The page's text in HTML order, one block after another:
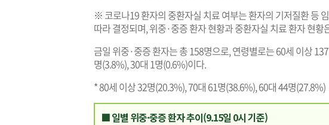
※ 코로나19 환자의 중환자실 치료 여부는 환자의 기저질환 등
따라 결정되며, 위중·중증 환자 현황과 중환자실 치료 환자 현황
금일 위중·중증 환자는 총 158명으로, 연령별로는 60세 이상
명(3.8%), 30대 1명(0.6%)이다.
* 80세 이상 32명(20.3%), 70대 61명(38.6%), 60대 44명(27.8%)
■ 일별 위중·중증 환자 추이(9.15일 0시 기준)